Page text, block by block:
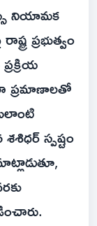
నియామక
ప్రభుత్వం
ప్రమాణాలతో
స్పష్టం